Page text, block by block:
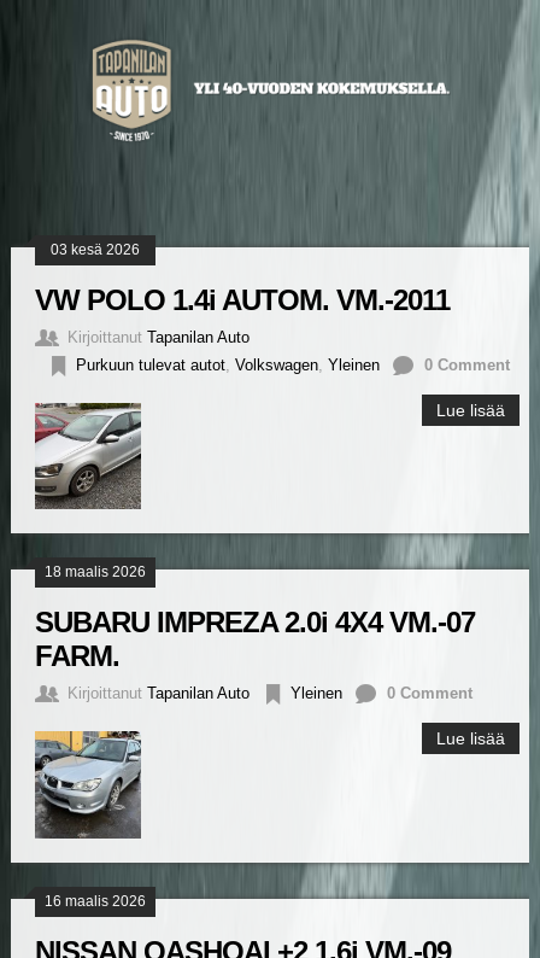
03 kesä 2026
VW POLO 1.4i AUTOM. VM.-2011
Kirjoittanut Tapanilan Auto
Purkuun tulevat autot, Volkswagen, Yleinen 0 Comment
Lue lisää
18 maalis 2026
SUBARU IMPREZA 2.0i 4X4 VM.-07
FARM.
Kirjoittanut Tapanilan Auto Yleinen 0 Comment
Lue lisää
16 maalis 2026
NISSAN QASHQAI +2 1.6i VM.-09